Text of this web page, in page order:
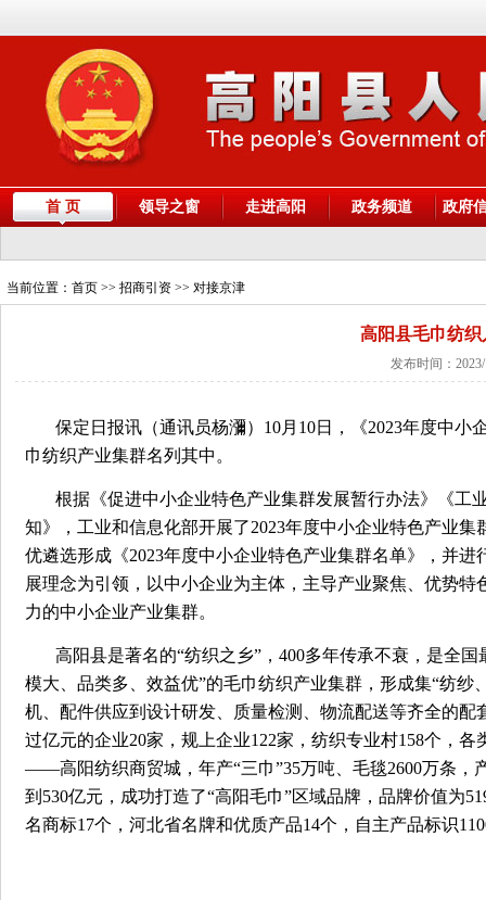
首 页 领导之窗 走进高阳 政务频道 政府
当前位置： 首页 >> 招商引资 >> 对接京津
高阳县毛巾纺
发布时间：
保定日报讯（通讯员杨瀰）10月10日，《2023年度中
巾纺织产业集群名列其中。
根据《促进中小企业特色产业集群发展暂行办法》《工
知》，工业和信息化部开展了2023年度中小企业特色产业
优遴选形成《2023年度中小企业特色产业集群名单》，并
展理念为引领，以中小企业为主体，主导产业聚焦、优势
力的中小企业产业集群。
高阳县是著名的“纺织之乡”，400多年传承不衰，是全
模大、品类多、效益优”的毛巾纺织产业集群，形成集“纺
机、配件供应到设计研发、质量检测、物流配送等齐全的
过亿元的企业20家，规上企业122家，纺织专业村158个，
——高阳纺织商贸城，年产“三巾”35万吨、毛毯2600万条，
到530亿元，成功打造了“高阳毛巾”区域品牌，品牌价值为
名商标17个，河北省名牌和优质产品14个，自主产品标识